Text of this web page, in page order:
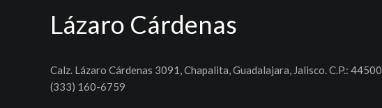
Lázaro Cárdenas
Calz. Lázaro Cárdenas 3091, Chapalita, Guadalajara, Jalisco. C.P.: 44500
(333) 160-6759